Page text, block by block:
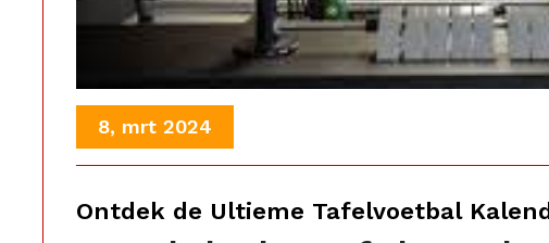
8, mrt 2024
Ontdek de Ultieme Tafelvoetbal